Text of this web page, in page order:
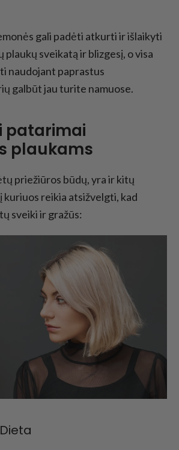
gali padėti atkurti ir išlaikyti
plaukų sveikatą ir blizgesį, o visa
naudojant paprastus
galbūt jau turite namuose.
patarimai
plaukams
priežiūros būdų, yra ir kitų
kuriuos reikia atsižvelgti, kad
sveiki ir gražūs: